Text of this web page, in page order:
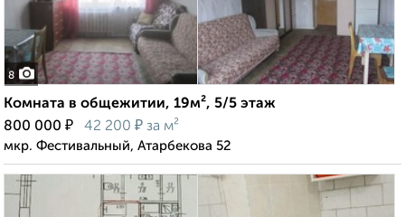
8
Комната в общежитии, 19м², 5/5 этаж
800 000 ₽ 42 200 ₽ за м²
мкр. Фестивальный, Атарбекова 52